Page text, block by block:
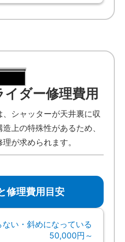
ダー修理費用
シャッターが天井裏に収
上の特殊性があるため、
が求められます。
修理費用目安
い・斜めになっている
50,000円～